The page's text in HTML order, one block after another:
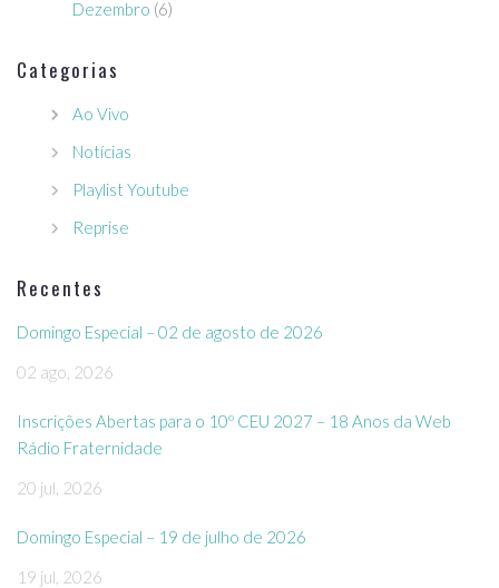
Dezembro (6)
Categorias
Ao Vivo
Notícias
Playlist Youtube
Reprise
Recentes
Domingo Especial – 02 de agosto de 2026
02 ago, 2026
Inscrições Abertas para o 10º CEU 2027 – 18 Anos da Web
Rádio Fraternidade
20 jul, 2026
Domingo Especial – 19 de julho de 2026
19 jul, 2026